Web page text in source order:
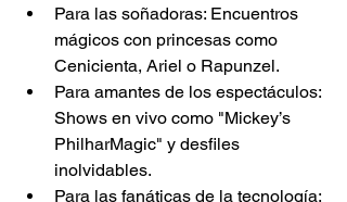
Para las soñadoras: Encuentros
mágicos con princesas como
Cenicienta, Ariel o Rapunzel.
Para amantes de los espectáculos:
Shows en vivo como "Mickey’s
PhilharMagic" y desfiles
inolvidables.
Para las fanáticas de la tecnología: